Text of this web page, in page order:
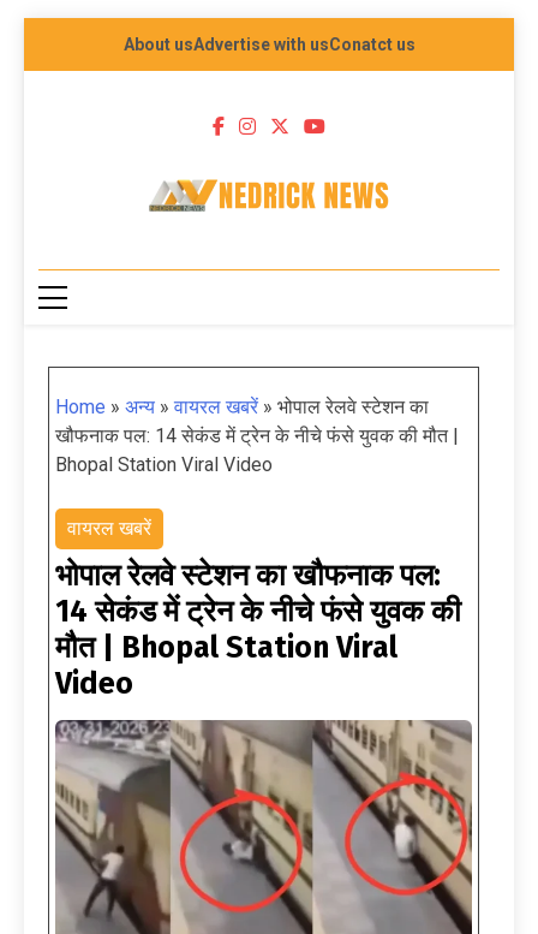
About usAdvertise with usConatct us
NEDRICK NEWS
Home » अन्य »वायरल खबरें » भोपाल रेलवे स्टेशन का
खौफनाक पल: 14 सेकंड में ट्रेन के नीचे फंसे युवक की मौत |
Bhopal Station Viral Video
वायरल खबरें
भोपाल रेलवे स्टेशन का खौफनाक पल:
14 सेकंड में ट्रेन के नीचे फंसे युवक की
मौत | Bhopal Station Viral
Video